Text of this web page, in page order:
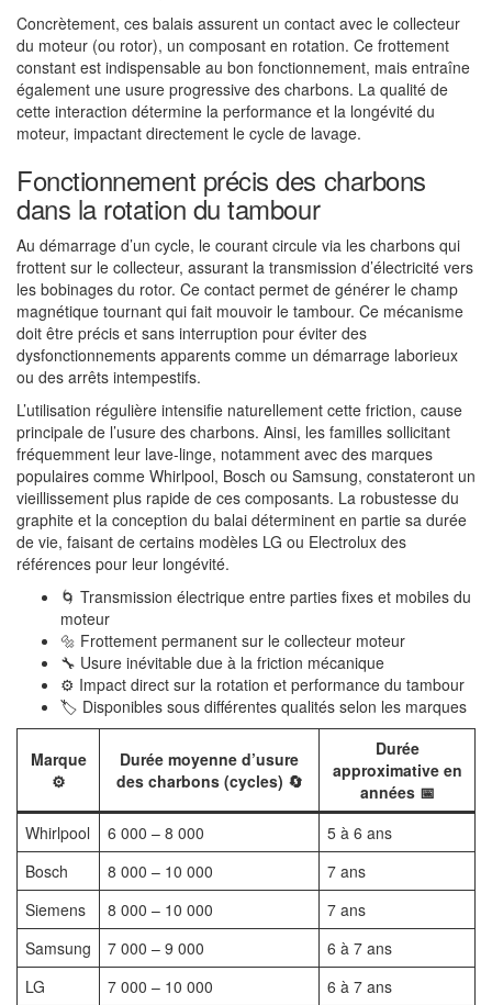
Concrètement, ces balais assurent un contact avec le collecteur
du moteur (ou rotor), un composant en rotation. Ce frottement
constant est indispensable au bon fonctionnement, mais entraîne
également une usure progressive des charbons. La qualité de
cette interaction détermine la performance et la longévité du
moteur, impactant directement le cycle de lavage.
Fonctionnement précis des charbons
dans la rotation du tambour
Au démarrage d’un cycle, le courant circule via les charbons qui
frottent sur le collecteur, assurant la transmission d’électricité vers
les bobinages du rotor. Ce contact permet de générer le champ
magnétique tournant qui fait mouvoir le tambour. Ce mécanisme
doit être précis et sans interruption pour éviter des
dysfonctionnements apparents comme un démarrage laborieux
ou des arrêts intempestifs.
L’utilisation régulière intensifie naturellement cette friction, cause
principale de l’usure des charbons. Ainsi, les familles sollicitant
fréquemment leur lave-linge, notamment avec des marques
populaires comme Whirlpool, Bosch ou Samsung, constateront un
vieillissement plus rapide de ces composants. La robustesse du
graphite et la conception du balai déterminent en partie sa durée
de vie, faisant de certains modèles LG ou Electrolux des
références pour leur longévité.
🌀 Transmission électrique entre parties fixes et mobiles du
moteur
🔩 Frottement permanent sur le collecteur moteur
🔧 Usure inévitable due à la friction mécanique
⚙️ Impact direct sur la rotation et performance du tambour
🏷 Disponibles sous différentes qualités selon les marques
Marque
⚙️
Durée moyenne d’usure
des charbons (cycles) 🔄
Durée
approximative en
années 📅
Whirlpool
6 000 – 8 000
5 à 6 ans
Bosch
8 000 – 10 000
7 ans
Siemens
8 000 – 10 000
7 ans
Samsung
7 000 – 9 000
6 à 7 ans
LG
7 000 – 10 000
6 à 7 ans